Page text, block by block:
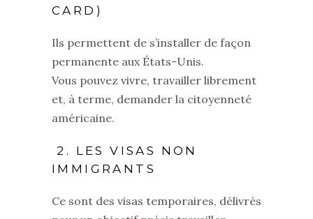
CARD)
Ils permettent de s’installer de façon
permanente aux États-Unis.
Vous pouvez vivre, travailler librement
et, à terme, demander la citoyenneté
américaine.
2. LES VISAS NON
IMMIGRANTS
Ce sont des visas temporaires, délivrés